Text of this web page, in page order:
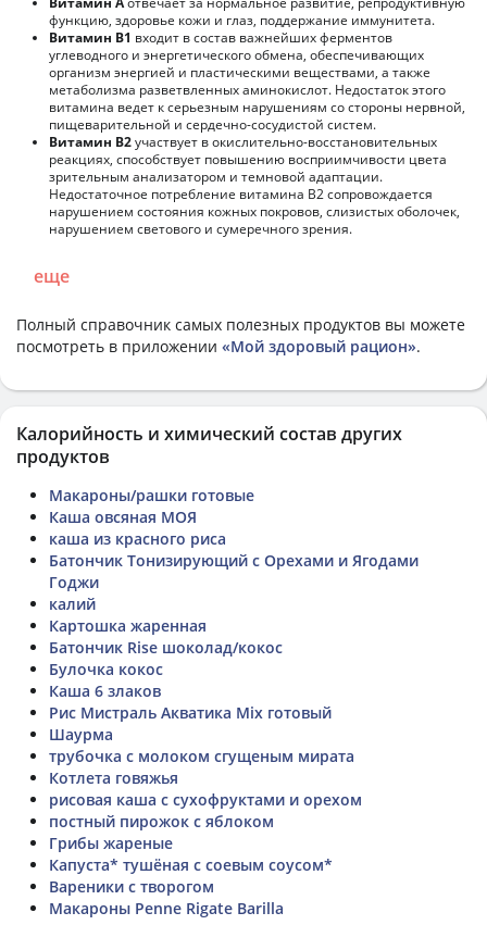
функцию, здоровье кожи и глаз, поддержание иммунитета.
Витамин В1 входит в состав важнейших ферментов
углеводного и энергетического обмена, обеспечивающих
организм энергией и пластическими веществами, а также
метаболизма разветвленных аминокислот. Недостаток этого
витамина ведет к серьезным нарушениям со стороны нервной,
пищеварительной и сердечно-сосудистой систем.
Витамин В2участвует в окислительно-восстановительных
реакциях, способствует повышению восприимчивости цвета
зрительным анализатором и темновой адаптации.
Недостаточное потребление витамина В2 сопровождается
нарушением состояния кожных покровов, слизистых оболочек,
нарушением светового и сумеречного зрения.
еще
Полный справочник самых полезных продуктов вы можете
посмотреть в приложении «Мой здоровый рацион».
Калорийность и химический состав других
продуктов
Макароны/рашки готовые
Каша овсяная МОЯ
каша из красного риса
Батончик Тонизирующий с Орехами и Ягодами
Годжи
калий
Картошка жаренная
Батончик Rise шоколад/кокос
Булочка кокос
Каша 6 злаков
Рис Мистраль Акватика Mix готовый
Шаурма
трубочка с молоком сгущеным мирата
Котлета говяжья
рисовая каша с сухофруктами и орехом
постный пирожок с яблоком
Грибы жареные
Капуста* тушёная с соевым соусом*
Вареники с творогом
Макароны Penne Rigate Barilla